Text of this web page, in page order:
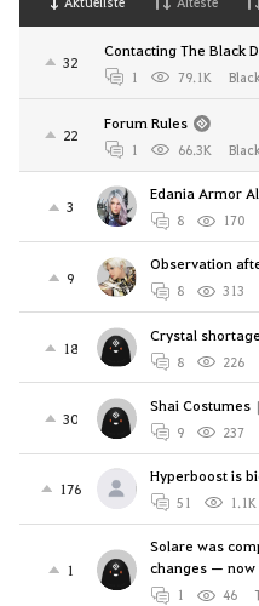
32
Contacting The Black
1 79.1K
22
Forum Rules
1 66.3K
3
Edania Armor
8 170
9
Observation
8 313
18
Crystal
8 226
30
Shai Costumes
9 237
176
Hyperboost is
51 1.1K
1
Solare was
changes — now
1 46